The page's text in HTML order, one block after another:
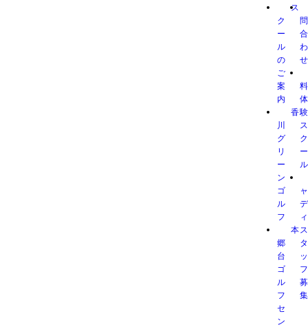
ス
ク
ー
ル
の
ご
案
内
香
川
グ
リ
ー
ン
ゴ
ル
フ
本
郷
台
ゴ
ル
フ
セ
ン
問
合
わ
せ
料
体
験
ス
ク
ー
ル
ャ
デ
ィ
ス
タ
ッ
フ
募
集